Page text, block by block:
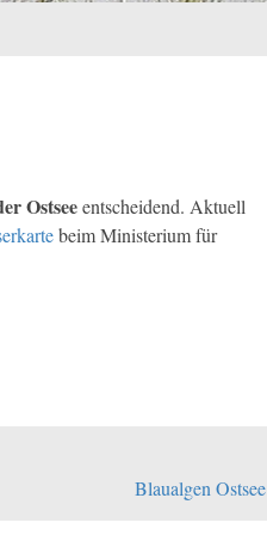
Ostseeentscheidend. Aktuell
beim Ministerium für
Blaualgen Ostsee